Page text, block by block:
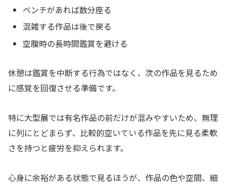
ベンチがあれば数分座る
混雑する作品は後で戻る
空腹時の長時間鑑賞を避ける
休憩は鑑賞を中断する行為ではなく、次の作品を見るため
に感覚を回復させる準備です。
特に大型展では有名作品の前だけが混みやすいため、無理
に列にとどまらず、比較的空いている作品を先に見る柔軟
さを持つと疲労を抑えられます。
心身に余裕がある状態で見るほうが、作品の色や空間、細